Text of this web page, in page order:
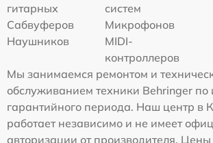
гитарных
систем
Сабвуферов
Микрофонов
Наушников
MIDI-
контроллеров
Мы занимаемся ремонтом и
обслуживанием техники Behringer по
гарантийного периода. Наш центр в
работает независимо и не имеет
авторизации от производителя.